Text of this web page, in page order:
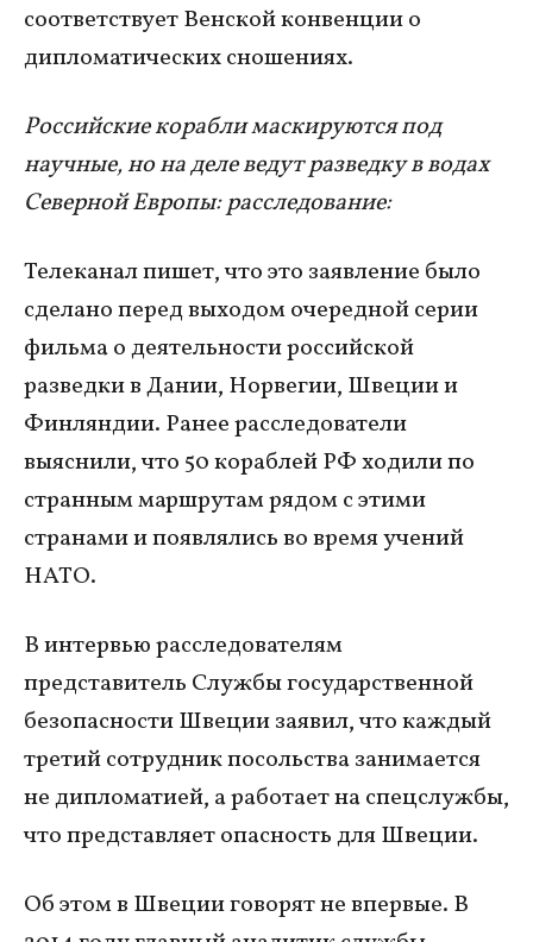
соответствует Венской конвенции о
дипломатических сношениях.
Российские корабли маскируются под
научные, но на деле ведут разведку в водах
Северной Европы: расследование:
Телеканал пишет, что это заявление было
сделано перед выходом очередной серии
фильма о деятельности российской
разведки в Дании, Норвегии, Швеции и
Финляндии. Ранее расследователи
выяснили, что 50 кораблей РФ ходили по
странным маршрутам рядом с этими
странами и появлялись во время учений
НАТО.
В интервью расследователям
представитель Службы государственной
безопасности Швеции заявил, что каждый
третий сотрудник посольства занимается
не дипломатией, а работает на спецслужбы,
что представляет опасность для Швеции.
Об этом в Швеции говорят не впервые. В